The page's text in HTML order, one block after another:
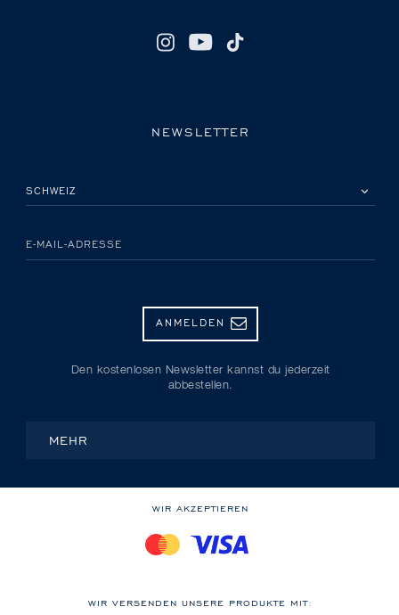
NEWSLETTER
E-MAIL-ADRESSE
ANMELDEN
Den kostenlosen Newsletter kannst du jederzeit
abbestellen.
MEHR
WIR AKZEPTIEREN
WIR VERSENDEN UNSERE PRODUKTE MIT: